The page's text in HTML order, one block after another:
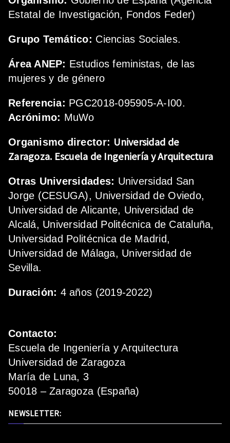
Estatal de Investigación, Fondos Feder)
Grupo Temático: Ciencias Sociales.
Área ANEP: Estudios feministas, de las
mujeres y de género
Referencia: PGC2018-095905-A-I00.
Acrónimo: MuWo
Organismo director: Universidad de
Zaragoza. Escuela de Ingeniería y Arquitectura
Otras Universidades: Universidad San
Jorge (CESUGA), Universidad de Oviedo,
Universidad de Alicante, Universidad de
Alcalá, Universidad Politécnica de Cataluña,
Universidad Politécnica de Madrid,
Universidad de Málaga, Universidad de
Sevilla.
Duración: 4 años (2019-2022)
Contacto:
Escuela de Ingeniería y Arquitectura
Universidad de Zaragoza
María de Luna, 3
50018 – Zaragoza (España)
NEWSLETTER: